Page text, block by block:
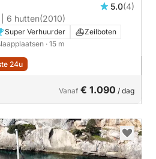
5.0(4)
| 6 hutten(2010)
Super Verhuurder
Zeilboten
· 15 m
24u
Vanaf € 1.090 / dag